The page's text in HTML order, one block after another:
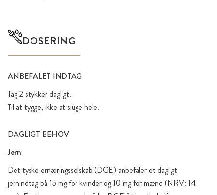
DOSERING
ANBEFALET INDTAG
Tag 2 stykker dagligt.
Til at tygge, ikke at sluge hele.
DAGLIGT BEHOV
Jern
Det tyske ernæringsselskab (DGE) anbefaler et dagligt
jernindtag på 15 mg for kvinder og 10 mg for mænd (NRV: 14